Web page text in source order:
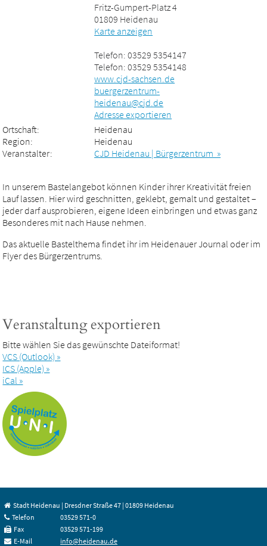
Fritz-Gumpert-Platz 4
01809 Heidenau
Karte anzeigen
Telefon: 03529 5354147
Telefon: 03529 5354148
www.cjd-sachsen.de
buergerzentrum-
heidenau@cjd.de
Adresse exportieren
Ortschaft:
Heidenau
Region:
Heidenau
Veranstalter:
CJD Heidenau | Bürgerzentrum »
In unserem Bastelangebot können Kinder ihrer Kreativität freien
Lauf lassen. Hier wird geschnitten, geklebt, gemalt und gestaltet –
jeder darf ausprobieren, eigene Ideen einbringen und etwas ganz
Besonderes mit nach Hause nehmen.
Das aktuelle Bastelthema findet ihr im Heidenauer Journal oder im
Flyer des Bürgerzentrums.
Veranstaltung exportieren
Bitte wählen Sie das gewünschte Dateiformat!
VCS (Outlook) »
ICS (Apple) »
iCal »
Stadt Heidenau | Dresdner Straße 47 | 01809 Heidenau
Telefon
03529 571-0
Fax
03529 571-199
E-Mail
info@heidenau.de